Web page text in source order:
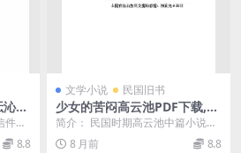
著
件、
者
8.8
文学小说 民国旧书
少女的苦闷高云池PDF下载,高
云池小说集
简介： 民国时期高云池中篇小说。
截图： 目录： 1 三角恋爱的开始 6
2 失...8 月前 8.8